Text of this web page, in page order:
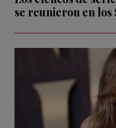
se reunieron en los